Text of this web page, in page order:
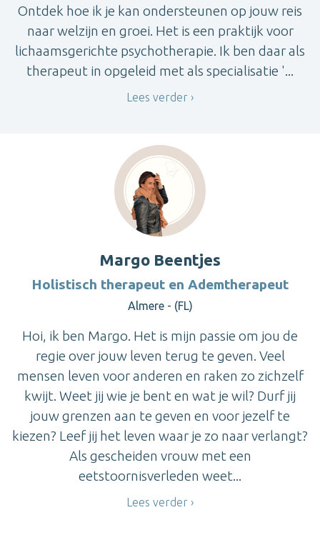
Ontdek hoe ik je kan ondersteunen op jouw reis
naar welzijn en groei. Het is een praktijk voor
lichaamsgerichte psychotherapie. Ik ben daar als
therapeut in opgeleid met als specialisatie '...
Lees verder
Margo Beentjes
Holistisch therapeut en Ademtherapeut
Almere - (FL)
Hoi, ik ben Margo. Het is mijn passie om jou de
regie over jouw leven terug te geven. Veel
mensen leven voor anderen en raken zo zichzelf
kwijt. Weet jij wie je bent en wat je wil? Durf jij
jouw grenzen aan te geven en voor jezelf te
kiezen? Leef jij het leven waar je zo naar verlangt?
Als gescheiden vrouw met een
eetstoornisverleden weet...
Lees verder